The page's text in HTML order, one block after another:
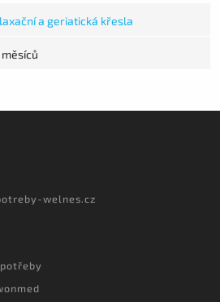
a geriatická křesla
welnes.cz